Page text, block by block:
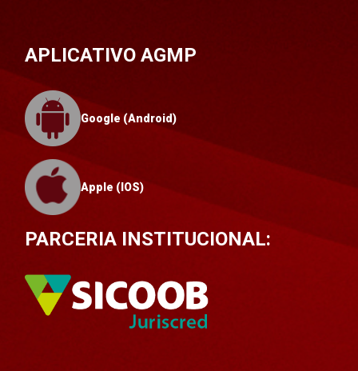
APLICATIVO AGMP
Google (Android)
Apple (IOS)
PARCERIA INSTITUCIONAL: